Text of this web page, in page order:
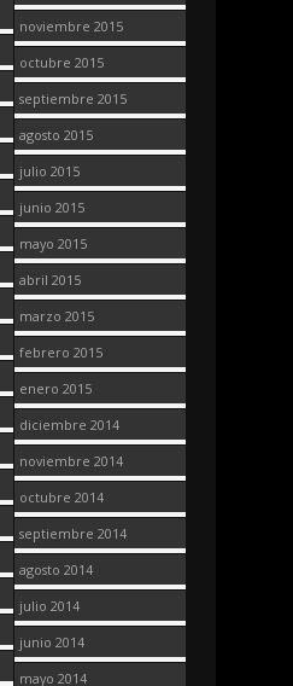
noviembre 2015
octubre 2015
septiembre 2015
agosto 2015
julio 2015
junio 2015
mayo 2015
abril 2015
marzo 2015
febrero 2015
enero 2015
diciembre 2014
noviembre 2014
octubre 2014
septiembre 2014
agosto 2014
julio 2014
junio 2014
mayo 2014